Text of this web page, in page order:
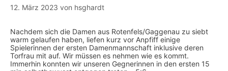
12. März 2023 von hsghardt
Nachdem sich die Damen aus Rotenfels/Gaggenau zu siebt
warm gelaufen haben, liefen kurz vor Anpfiff einige
Spielerinnen der ersten Damenmannschaft inklusive deren
Torfrau mit auf. Wir müssen es nehmen wie es kommt.
Immerhin konnten wir unseren Gegnerinnen in den ersten 15